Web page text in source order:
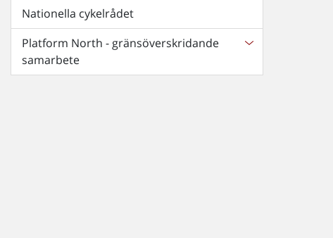
Nationella cykelrådet
Platform North - gränsöverskridande
samarbete